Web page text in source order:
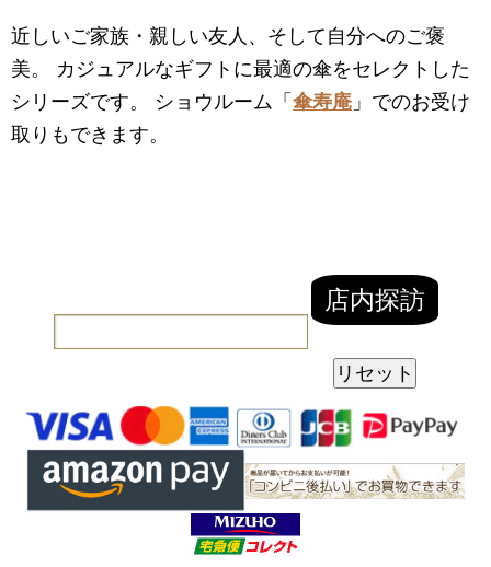
近しいご家族・親しい友人、そして自分へのご褒
美。 カジュアルなギフトに最適の傘をセレクトした
シリーズです。 ショウルーム「 傘寿庵 」でのお受け
取りもできます。